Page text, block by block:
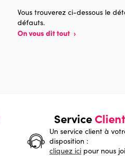
Vous trouverez ci-dessous le
défauts.
On vous dit tout ›
ServiceClient
Un service client à
disposition :
cliquez ici pour nous